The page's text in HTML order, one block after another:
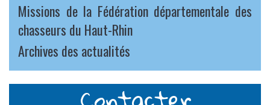
Missions de la Fédération départementale des
chasseurs du Haut-Rhin
Archives des actualités